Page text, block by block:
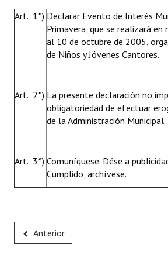
Art. 1°) Declarar Evento de Interés
Primavera, que se realizará
al 10 de octubre de 2005,
de Niños y Jóvenes Cantores.
Art. 2°) La presente declaración no
obligatoriedad de efectuar
de la Administración Municipal.
Art. 3°) Comuníquese. Dése a
Cumplido, archívese.
Anterior